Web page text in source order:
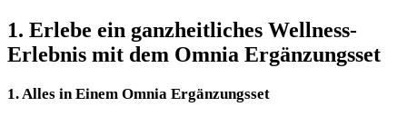
1. Erlebe ein ganzheitliches Wellness-
Erlebnis mit dem Omnia Ergänzungsset
1. Alles in Einem Omnia Ergänzungsset